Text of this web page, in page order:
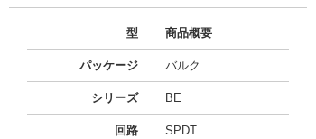
型 商品概要
パッケージ バルク
シリーズ BE
回路 SPDT